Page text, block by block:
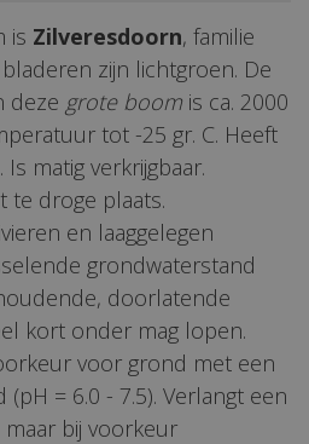
is Zilveresdoorn, familie
zijn lichtgroen. De
deze grote boom is ca. 2000
tot -25 gr. C. Heeft
matig verkrijgbaar.
te droge plaats.
en laaggelegen
grondwaterstand
doorlatende
kort onder mag lopen.
voor grond met een
= 6.0 - 7.5). Verlangt een
bij voorkeur